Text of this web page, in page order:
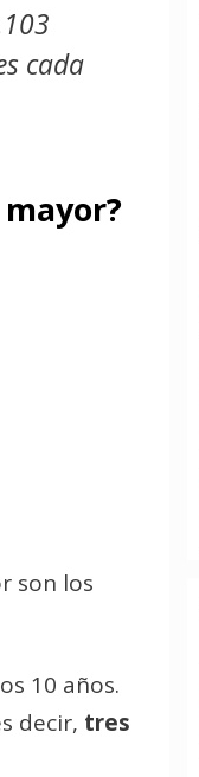
cada
son los
10 años.
decir, tres